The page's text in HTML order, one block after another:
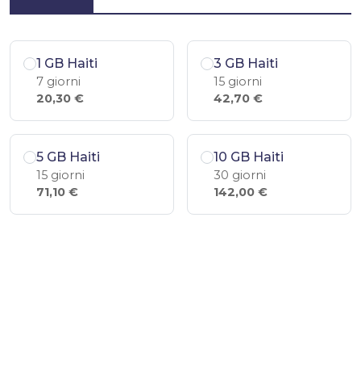
1 GB Haiti
7 giorni
20,30 €
3 GB Haiti
15 giorni
42,70 €
5 GB Haiti
15 giorni
71,10 €
10 GB Haiti
30 giorni
142,00 €